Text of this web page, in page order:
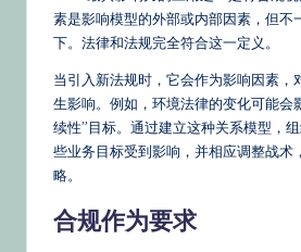
素是影响模型的外部或内部因素，但不
下。法律和法规完全符合这一定义。
当引入新法规时，它会作为影响因素，
生影响。例如，环境法律的变化可能会
续性”目标。通过建立这种关系模型，
些业务目标受到影响，并相应调整战术
略。
合规作为要求